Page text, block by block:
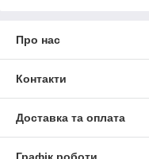
Про нас
Контакти
Доставка та оплата